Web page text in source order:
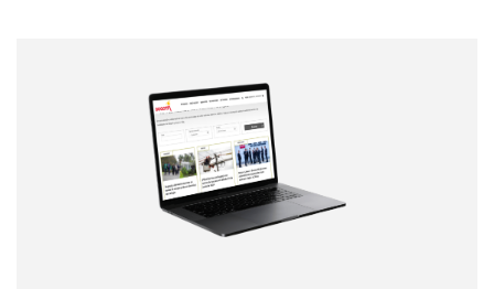
Correo electrónico
Tipo de comentario